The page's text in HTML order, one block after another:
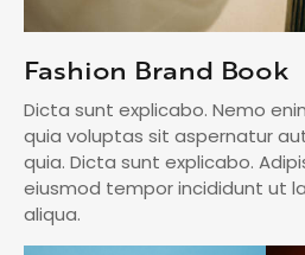
Fashion Brand Book
Dicta sunt explicabo. Nemo
quia voluptas sit aspernatur
quia. Dicta sunt explicabo.
eiusmod tempor incididunt ut
aliqua.